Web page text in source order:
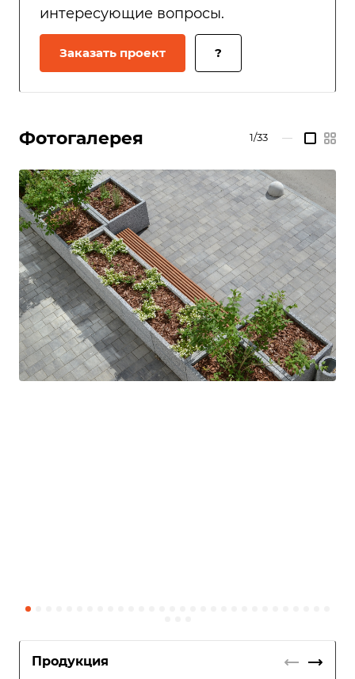
интересующие вопросы.
Заказать проект ?
Фотогалерея 1/33 —
Продукция